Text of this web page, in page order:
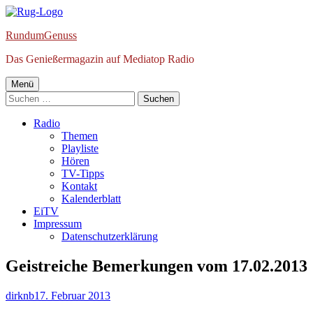
Springe
Inhalt
RundumGenuss
Das Genießermagazin auf Mediatop Radio
Primäres
Menü
Menü
Suchen
nach:
Radio
Themen
Playliste
Hören
TV-Tipps
Kontakt
Kalenderblatt
EiTV
Impressum
Datenschutzerklärung
Geistreiche Bemerkungen vom 17.02.2013
Autor
dirknbVeröffentlicht
17. Februar 2013